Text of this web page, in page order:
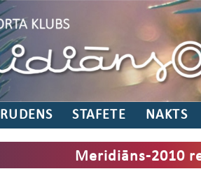
RUDENS STAFETE NAKTS
Meridiāns-2010